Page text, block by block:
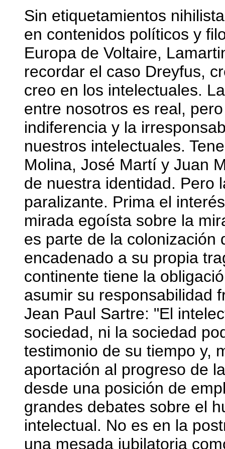
Sin etiquetamientos
en contenidos políticos y
Europa de Voltaire,
recordar el caso Dreyfus,
creo en los intelectuales.
entre nosotros es real,
indiferencia y la
nuestros intelectuales.
Molina, José Martí y Juan
de nuestra identidad. Pero
paralizante. Prima el
mirada egoísta sobre la
es parte de la colonización
encadenado a su propia
continente tiene la
asumir su responsabilidad
Jean Paul Sartre: "El
sociedad, ni la sociedad
testimonio de su tiempo y,
aportación al progreso de
desde una posición de
grandes debates sobre el
intelectual. No es en la
una mesada jubilatoria